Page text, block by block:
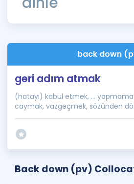
Kampanyalar
İngilizce Gramerback down
geri adım atmak
(hatayı) kabul etmek, ...
caymak, vazgeçmek, sözünden
Back down (pv)